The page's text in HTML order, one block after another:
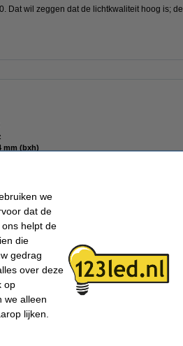
Dat wil zeggen dat de lichtkwaliteit hoog is; de
104 mm (bxh)
apparaat
we
dat de
helpt de
die
gedrag
over deze
op
we alleen
lijken.